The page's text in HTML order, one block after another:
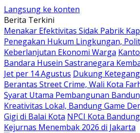
Langsung ke konten
Berita Terkini
Menakar Efektivitas Sidak Pabrik
Penegakan Hukum Lingkungan,
Keberlanjutan Ekonomi Warga
Bandara Husein Sastranegara
Jet per 14 Agustus Dukung
Berantas Street Crime, Wali Kota
Syarat Utama Pembangunan
Kreativitas Lokal, Bandung Game
Gigi di Balai Kota NPCI Kota
Kejurnas Menembak 2026 di Jakarta